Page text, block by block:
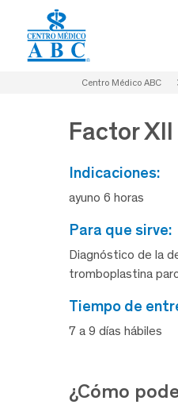
Centro Médico ABC
Factor
indicaciones:
ayuno 6 horas
para que sirve:
Diagnóstico de la
tromboplastina
tiempo de
7 a 9 días hábiles
¿Cómo